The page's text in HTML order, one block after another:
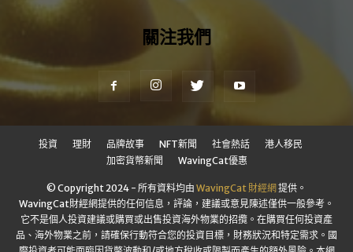
關注我們
投資 理財 品牌故事 NFT新聞 社會熱話
港人移民
加密貨幣新聞
WavingCat優惠
© Copyright 2024 - 所有資料均由 WavingCat 財經網提供。
WavingCat財經網提供的任何信息，評論，建議或意見陳述僅供一般參考。
它不是個人投資建議或購買或出售投資海外物業的招攬。在購買任何投資產
品、海外物業之前，請確保行動符合您的投資目標，財務狀況和特定需求。國